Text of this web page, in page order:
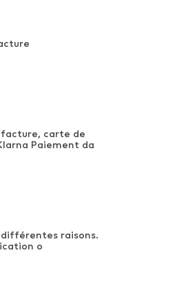
facture, carte de
Paiement da
raisons.
o